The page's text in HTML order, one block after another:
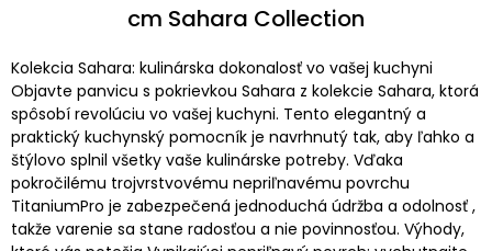
cm Sahara Collection
Kolekcia Sahara: kulinárska dokonalosť vo vašej kuchyni
Objavte panvicu s pokrievkou Sahara z kolekcie Sahara, ktorá
spôsobí revolúciu vo vašej kuchyni. Tento elegantný a
praktický kuchynský pomocník je navrhnutý tak, aby ľahko a
štýlovo splnil všetky vaše kulinárske potreby. Vďaka
pokročilému trojvrstvovému nepriľnavému povrchu
TitaniumPro je zabezpečená jednoduchá údržba a odolnosť ,
takže varenie sa stane radosťou a nie povinnosťou. Výhody,